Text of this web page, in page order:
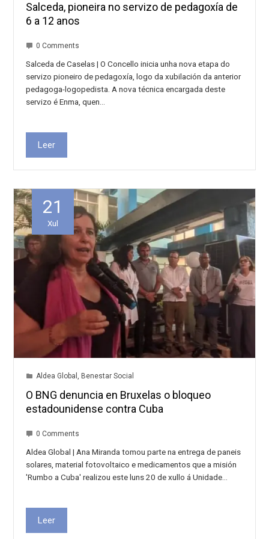
Salceda, pioneira no servizo de pedagoxía de
6 a 12 anos
0 Comments
Salceda de Caselas | O Concello inicia unha nova etapa do
servizo pioneiro de pedagoxía, logo da xubilación da anterior
pedagoga-logopedista. A nova técnica encargada deste
servizo é Enma, quen…
Leer
21
Xul
Aldea Global , Benestar Social
O BNG denuncia en Bruxelas o bloqueo
estadounidense contra Cuba
0 Comments
Aldea Global | Ana Miranda tomou parte na entrega de paneis
solares, material fotovoltaico e medicamentos que a misión
'Rumbo a Cuba' realizou este luns 20 de xullo á Unidade…
Leer